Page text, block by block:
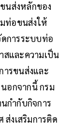
นส่งหลักของ
ท่อขนส่งให้
การระบบท่อ
สและความเป็น
ารขนส่งและ
นอกจากนี้ กรม
กำกับกิจการ
ส่งเสริมการติด